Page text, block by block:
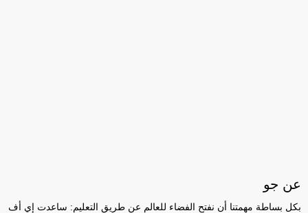
عن جو
بكل بساطة مهمتنا أن نفتح الفضاء للعالم عن طريق التعليم: ساعدت إي أف